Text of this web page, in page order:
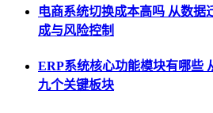
电商系统切换成本高吗 从数据
成与风险控制
ERP系统核心功能模块有哪些
九个关键板块